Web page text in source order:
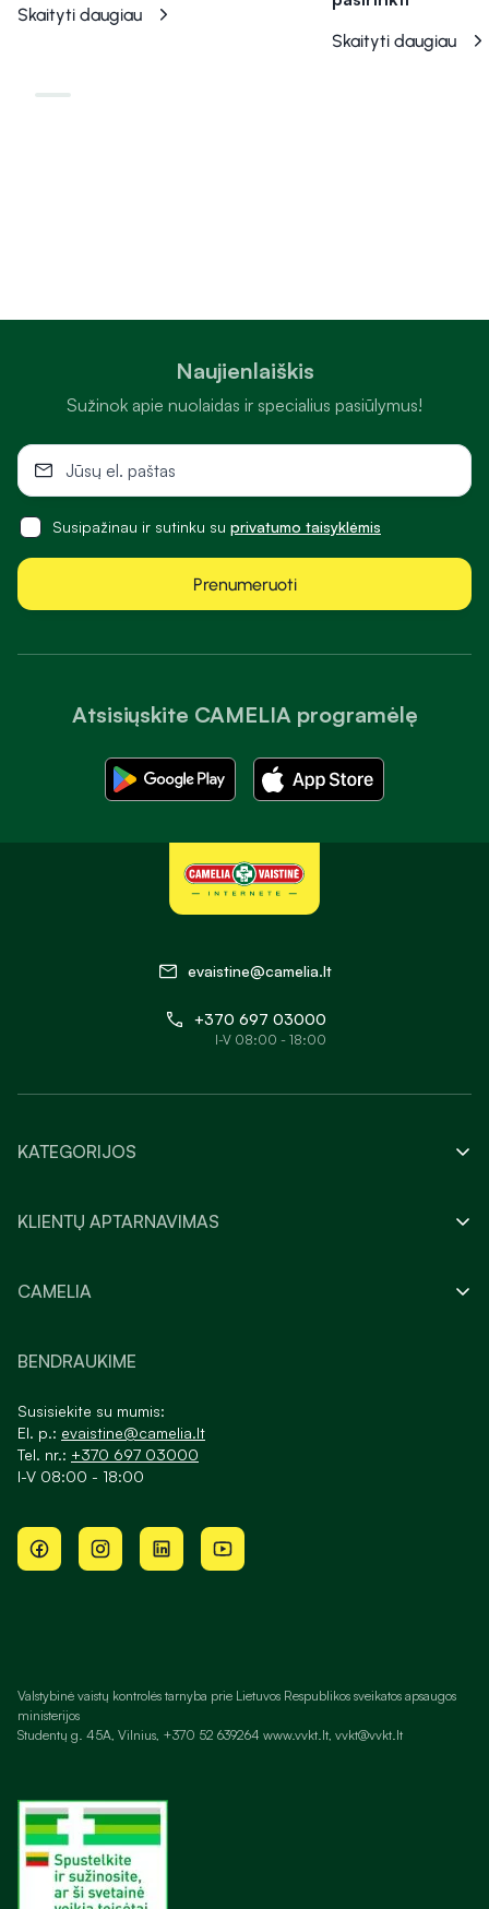
Skaityti daugiau
Skaityti daugiau
Atsisiųskite CAMELIA programėlę
Naujienlaiškis
Sužinok apie nuolaidas ir specialius pasiūlymus!
Susipažinau ir sutinku su privatumo taisyklėmis
Prenumeruoti
evaistine@camelia.lt
+370 697 03000
I-V 08:00 - 18:00
KATEGORIJOS
KLIENTŲ APTARNAVIMAS
CAMELIA
BENDRAUKIME
Susisiekite su mumis:
El. p.: evaistine@camelia.lt
Tel. nr.: +370 697 03000
I-V 08:00 - 18:00
Valstybinė vaistų kontrolės tarnyba prie Lietuvos Respublikos sveikatos apsaugos
ministerijos
Studentų g. 45A, Vilnius, +370 52 639264 www.vvkt.lt, vvkt@vvkt.lt